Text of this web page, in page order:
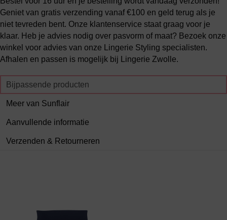
Geniet van gratis verzending vanaf €100 en geld terug als je
niet tevreden bent. Onze klantenservice staat graag voor je
klaar. Heb je advies nodig over pasvorm of maat? Bezoek onze
winkel voor advies van onze Lingerie Styling specialisten.
Afhalen en passen is mogelijk bij Lingerie Zwolle.
Bijpassende producten
Meer van Sunflair
Aanvullende informatie
Verzenden & Retourneren